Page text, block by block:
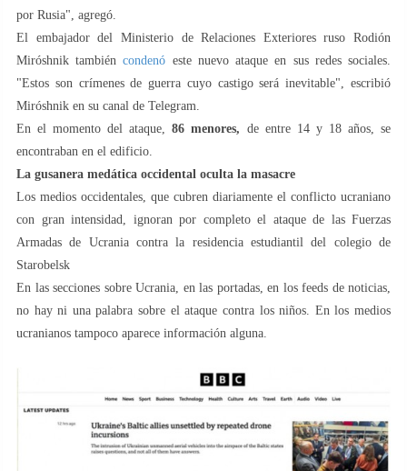
por Rusia", agregó.
El embajador del Ministerio de Relaciones Exteriores ruso Rodión
Miróshnik tambiéncondenó este nuevo ataque en sus redes sociales.
"Estos son crímenes de guerra cuyo castigo será inevitable", escribió
Miróshnik en su canal de Telegram.
En el momento del ataque,86 menores, de entre 14 y 18 años, se
encontraban en el edificio.
La gusanera medática occidental oculta la masacre
Los medios occidentales, que cubren diariamente el conflicto ucraniano
con gran intensidad, ignoran por completo el ataque de las Fuerzas
Armadas de Ucrania contra la residencia estudiantil del colegio de
Starobelsk
En las secciones sobre Ucrania, en las portadas, en los feeds de noticias,
no hay ni una palabra sobre el ataque contra los niños. En los medios
ucranianos tampoco aparece información alguna.